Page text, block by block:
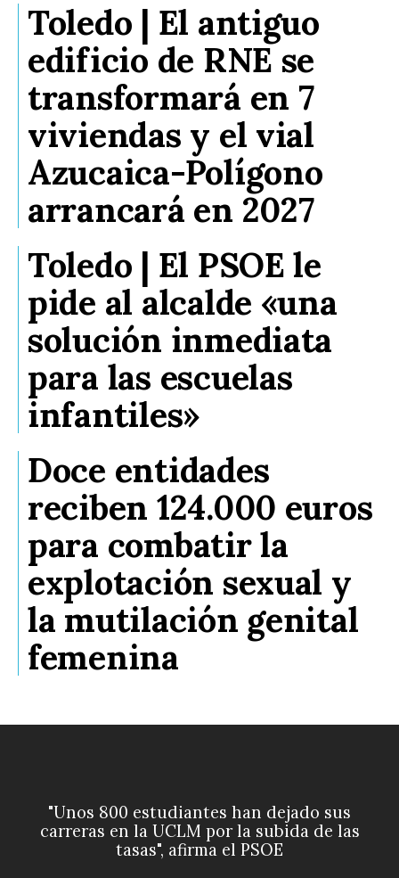
Toledo | El antiguo
edificio de RNE se
transformará en 7
viviendas y el vial
Azucaica-Polígono
arrancará en 2027
Toledo | El PSOE le
pide al alcalde «una
solución inmediata
para las escuelas
infantiles»
Doce entidades
reciben 124.000 euros
para combatir la
explotación sexual y
la mutilación genital
femenina
"Unos 800 estudiantes han dejado sus
carreras en la UCLM por la subida de las
tasas", afirma el PSOE